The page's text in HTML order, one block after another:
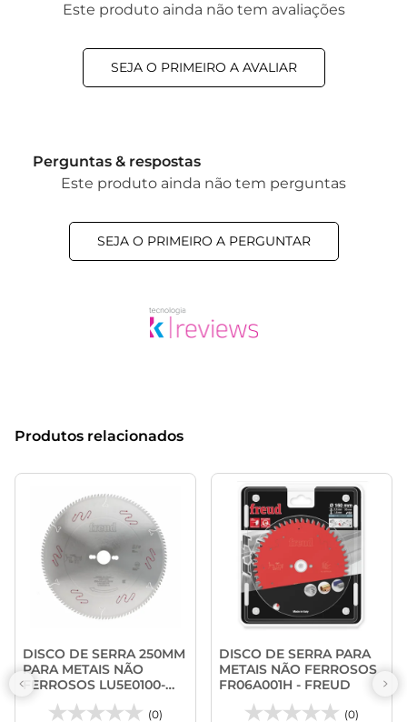
Este produto ainda não tem avaliações
SEJA O PRIMEIRO A AVALIAR
Perguntas & respostas
Este produto ainda não tem perguntas
SEJA O PRIMEIRO A PERGUNTAR
Produtos relacionados
DISCO DE SERRA 250MM
PARA METAIS NÃO
FERROSOS LU5E0100-
FREUD
(0)
DISCO DE SERRA PARA
METAIS NÃO FERROSOS
FR06A001H - FREUD
(0)